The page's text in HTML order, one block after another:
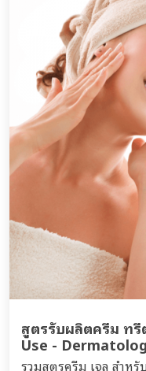
สูตรรับผลิตครีม ท
Use -
รวมสูตรครีม เจล สำห